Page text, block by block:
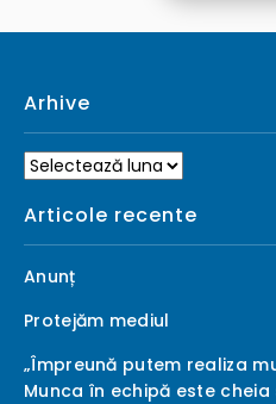
Arhive
Arhive
Articole recente
Anunț
Protejăm mediul
„Împreună putem realiza
Munca în echipă este cheia